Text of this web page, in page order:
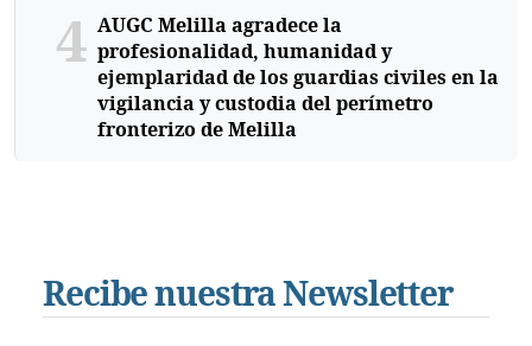
4 AUGC Melilla agradece la
profesionalidad, humanidad y
ejemplaridad de los guardias civiles en la
vigilancia y custodia del perímetro
fronterizo de Melilla
Recibe nuestra Newsletter